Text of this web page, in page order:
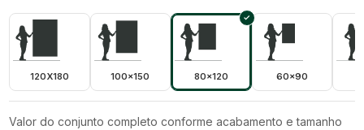
120X180 100x150 80x120 60x90
Valor do conjunto completo conforme acabamento e tamanho